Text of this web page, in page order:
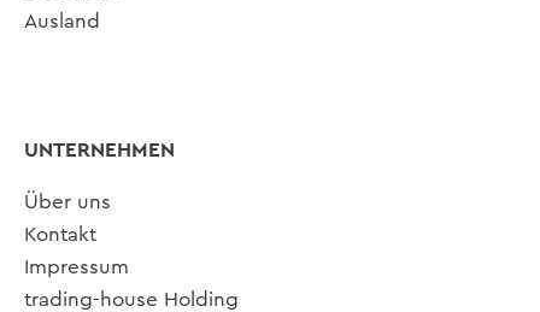
Ausland
UNTERNEHMEN
Über uns
Kontakt
Impressum
trading-house Holding